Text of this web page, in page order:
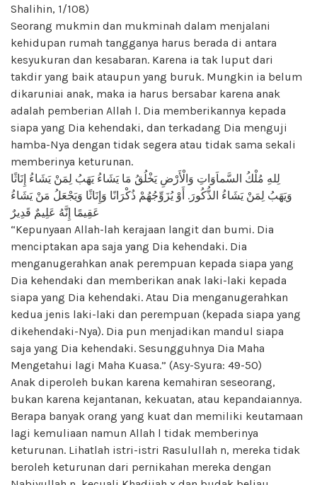
Shalihin, 1/108)
Seorang mukmin dan mukminah dalam menjalani
kehidupan rumah tangganya harus berada di antara
kesyukuran dan kesabaran. Karena ia tak luput dari
takdir yang baik ataupun yang buruk. Mungkin ia belum
dikaruniai anak, maka ia harus bersabar karena anak
adalah pemberian Allah l. Dia memberikannya kepada
siapa yang Dia kehendaki, dan terkadang Dia menguji
hamba-Nya dengan tidak segera atau tidak sama sekali
memberinya keturunan.
لِلهِ مُلْكُ السَّماَوَاتِ وَالْأَرْضِ يَخْلُقُ مَا يَشَاءُ يَهَبُ لِمَنْ يَشَاءُ إِنَاثًا
وَيَهَبُ لِمَنْ يَشَاءُ الذُّكُورَ. أَوْ يُزَوِّجُهُمْ ذُكْرَانًا وَإِنَاثًا وَيَجْعَلُ مَنْ يَشَاءُ
عَقِيمًا إِنَّهُ عَلِيمٌ قَدِيرٌ
“Kepunyaan Allah-lah kerajaan langit dan bumi. Dia
menciptakan apa saja yang Dia kehendaki. Dia
menganugerahkan anak perempuan kepada siapa yang
Dia kehendaki dan memberikan anak laki-laki kepada
siapa yang Dia kehendaki. Atau Dia menganugerahkan
kedua jenis laki-laki dan perempuan (kepada siapa yang
dikehendaki-Nya). Dia pun menjadikan mandul siapa
saja yang Dia kehendaki. Sesungguhnya Dia Maha
Mengetahui lagi Maha Kuasa.” (Asy-Syura: 49-50)
Anak diperoleh bukan karena kemahiran seseorang,
bukan karena kejantanan, kekuatan, atau kepandaiannya.
Berapa banyak orang yang kuat dan memiliki keutamaan
lagi kemuliaan namun Allah l tidak memberinya
keturunan. Lihatlah istri-istri Rasulullah n, mereka tidak
beroleh keturunan dari pernikahan mereka dengan